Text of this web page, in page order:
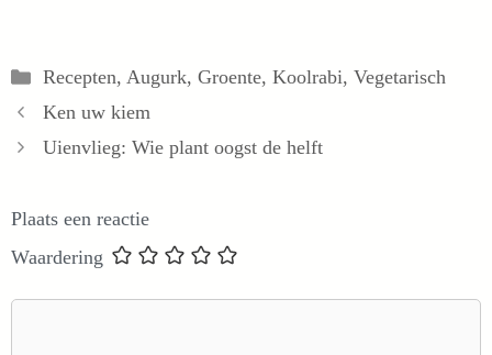
Categorieën
Recepten, Augurk, Groente, Koolrabi, Vegetarisch
Ken uw kiem
Uienvlieg: Wie plant oogst de helft
Plaats een reactie
Waardering